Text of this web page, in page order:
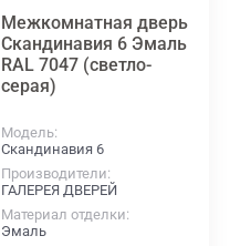
Межкомнатная дверь
Скандинавия 6 Эмаль
RAL 7047 (светло-
серая)
Модель
Скандинавия 6
Производители
ГАЛЕРЕЯ ДВЕРЕЙ
Материал отделки
Эмаль